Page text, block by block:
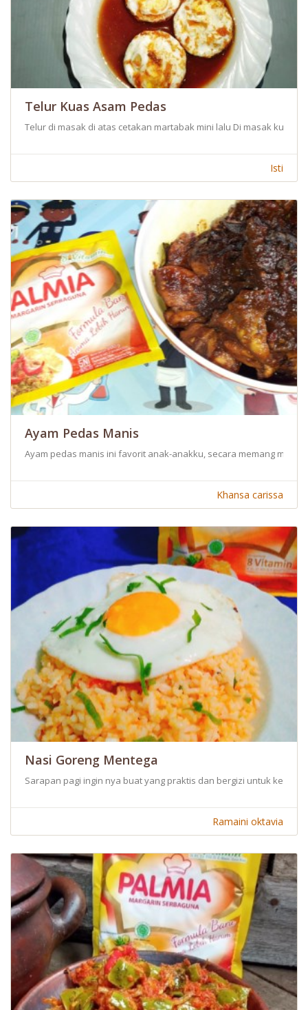
Telur Kuas Asam Pedas
Telur di masak di atas cetakan martabak mini lalu Di masak kuah
Isti
Ayam Pedas Manis
Ayam pedas manis ini favorit anak-anakku, secara memang
Khansa carissa
Nasi Goreng Mentega
Sarapan pagi ingin nya buat yang praktis dan bergizi untuk
Ramaini oktavia